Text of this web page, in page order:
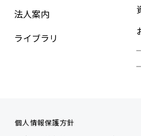
法人案内
ライブラリ
個人情報保護方針